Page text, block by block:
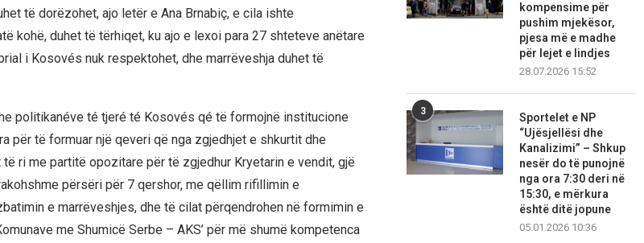
të dorëzohet, ajo letër e Ana Brnabiç, e cila ishte
kohë, duhet të tërhiqet, ku ajo e lexoi para 27 shteteve anëtare
i Kosovés nuk respektohet, dhe marrëveshja duhet të
politikanéve té tjeré té Kosovés qé të formojnë institucione
për të formuar një qeveri që nga zgjedhjet e shkurtit dhe
ri me partitë opozitare për të zgjedhur Kryetarin e vendit, gjë
përsëri për 7 qershor, me qëllim rifillimin e
e marrëveshjes, dhe të cilat përqendrohen në formimin e
me Shumicë Serbe – AKS’ për më shumë kompetenca
kompensime për
pushim mjekësor,
pjesa më e madhe
për lejet e lindjes
28.07.2026 15:52
3
Sportelet e NP
“Ujësjellësi dhe
Kanalizimi” – Shkup
nesër do të punojnë
nga ora 7:30 deri në
15:30, e mërkura
është ditë jopune
05.01.2026 10:36